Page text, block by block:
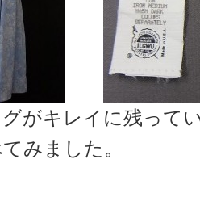
がキレイに残って
みました。